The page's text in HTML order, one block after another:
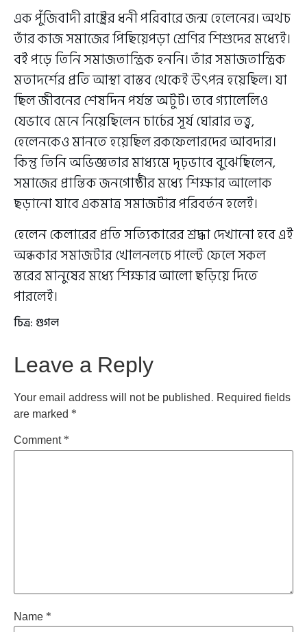
এক পুঁজিবাদী রাষ্ট্রের ধনী পরিবারে জন্ম হেলেনের। অথচ
তাঁর কাজ সমাজের পিছিয়েপড়া শ্রেণির শিশুদের মধ্যেই।
বই পড়ে তিনি সমাজতান্ত্রিক হননি। তাঁর সমাজতান্ত্রিক
মতাদর্শের প্রতি আস্থা বাস্তব থেকেই উৎপন্ন হয়েছিল। যা
ছিল জীবনের শেষদিন পর্যন্ত অটুট। তবে গ্যালেলিও
যেভাবে মেনে নিয়েছিলেন চার্চের সূর্য ঘোরার তত্ত্ব,
হেলেনকেও মানতে হয়েছিল রকফেলারদের আবদার।
কিন্তু তিনি অভিজ্ঞতার মাধ্যমে দৃঢ়ভাবে বুঝেছিলেন,
সমাজের প্রান্তিক জনগোষ্ঠীর মধ্যে শিক্ষার আলোক
ছড়ানো যাবে একমাত্র সমাজটার পরিবর্তন হলেই।
হেলেন কেলারের প্রতি সত্যিকারের শ্রদ্ধা দেখানো হবে এই
অন্ধকার সমাজটার খোলনলচে পাল্টে ফেলে সকল
স্তরের মানুষের মধ্যে শিক্ষার আলো ছড়িয়ে দিতে
পারলেই।
চিত্র: গুগল
Leave a Reply
Your email address will not be published. Required fields
are marked *
Comment*
Name *